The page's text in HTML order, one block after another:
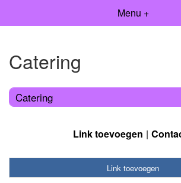
Menu +
Catering
Catering
Link toevoegen
Link toevoegen